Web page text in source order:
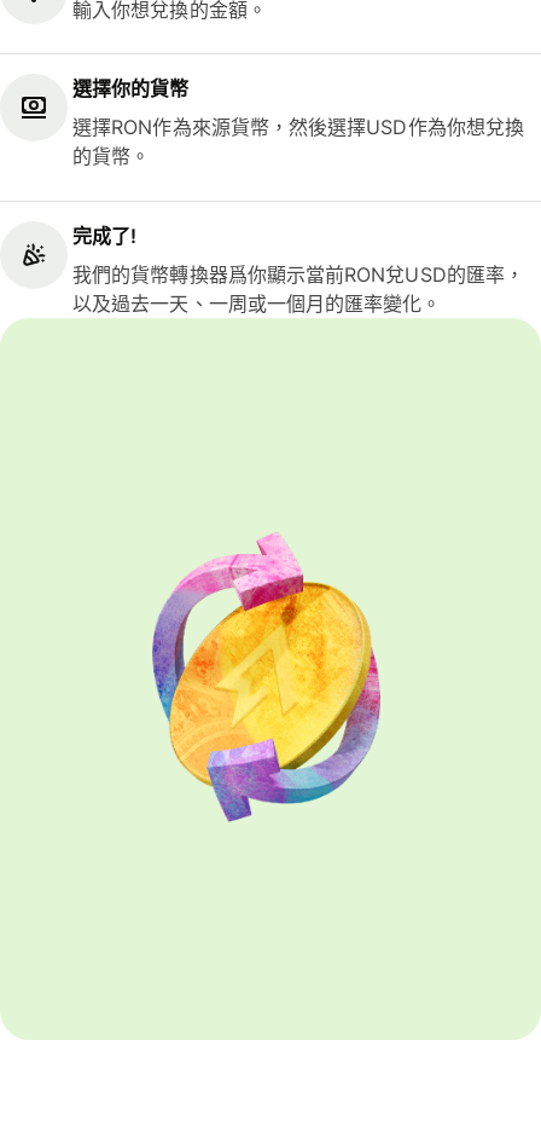
輸入你想兌換的金額。
選擇你的貨幣
選擇RON作為來源貨幣，然後選擇USD作為你想兌換
的貨幣。
完成了!
我們的貨幣轉換器爲你顯示當前RON兌USD的匯率，
以及過去一天、一周或一個月的匯率變化。